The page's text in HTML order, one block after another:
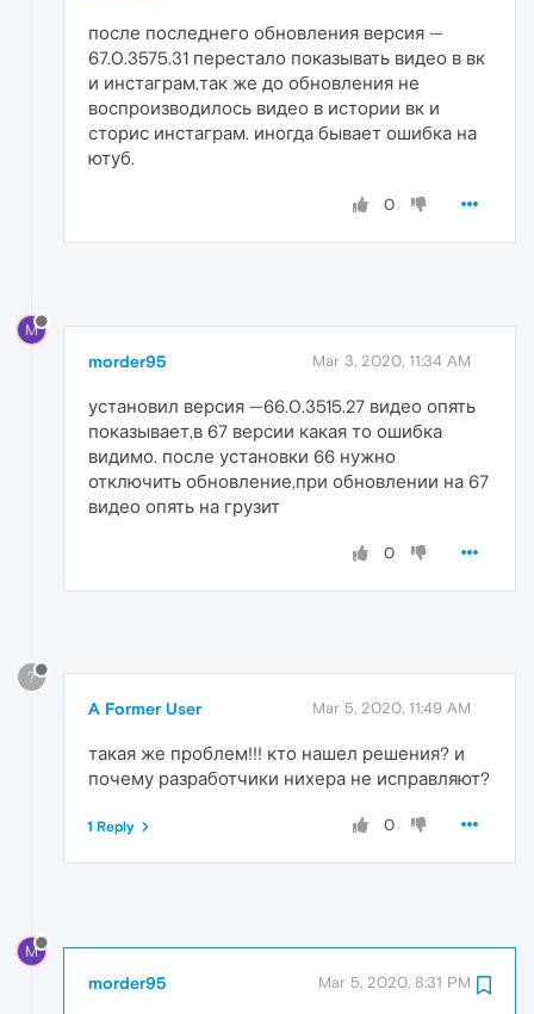
после последнего обновления версия —
67.0.3575.31 перестало показывать видео в вк
и инстаграм,так же до обновления не
воспроизводилось видео в истории вк и
сторис инстаграм. иногда бывает ошибка на
ютуб.
0
M
morder95 Mar 3, 2020, 11:34 AM
установил версия —66.0.3515.27 видео опять
показывает,в 67 версии какая то ошибка
видимо. после установки 66 нужно
отключить обновление,при обновлении на 67
видео опять на грузит
0
?
A Former User Mar 5, 2020, 11:49 AM
такая же проблем!!! кто нашел решения? и
почему разработчики нихера не исправляют?
0
1 Reply
M
morder95 Mar 5, 2020, 8:31 PM